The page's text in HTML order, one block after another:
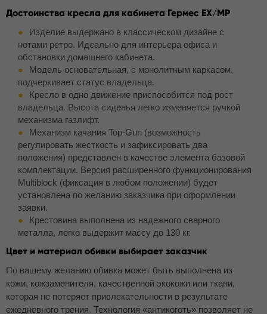
Достоинства кресла для кабинета Гермес EX/MP
Изделие выдержано в классическом дизайне с
нотами ретро. Идеально для интерьера офиса и
обстановки домашнего кабинета.
Модель основательная, с монолитным каркасом,
подчеркивает статус владельца.
Кресло в одно движение приспособится под рост
владельца. Высота сиденья легко изменяется ручкой
механизма газлифт.
Механизм качания Top-Gun (возможность
регулировать жесткость и зафиксировать два
положения) представлен в качестве элемента базовой
комплектации. Версия расширенного функционирования
Multiblock (фиксация в любом положении) будет
установлена по желанию заказчика при оформлении
заявки.
Крестовина выполнена из надежного сварного
металла, легко выдержит массу до 130 кг.
Цвет и материал обивки выбирает заказчик
По вашему желанию обивка может быть выполнена из
кожи, кожзаменителя, качественной экокожи или ткани,
которая не потеряет привлекательности в результате
ежедневного трения. Технология «антикоготь» позволяет не